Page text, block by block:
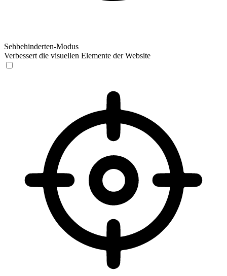
Sehbehinderten-Modus
Verbessert die visuellen Elemente der Website